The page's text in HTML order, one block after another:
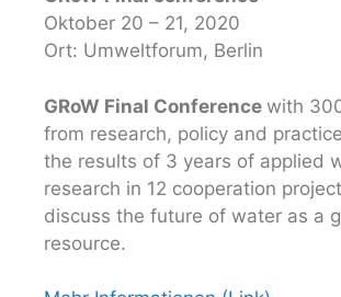
Oktober 20 – 21, 2020
Ort: Umweltforum, Berlin
GRoW Final Conference with
from research, policy and
the results of 3 years of applied
research in 12 cooperation
discuss the future of water as a
resource.